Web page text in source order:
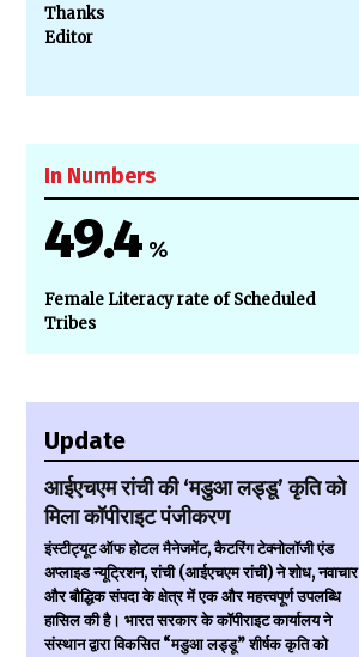
Thanks
Editor
In Numbers
49.4%
Female Literacy rate of Scheduled
Tribes
Update
आईएचएम रांची की ‘मडुआ लड्डू’ कृति को
मिला कॉपीराइट पंजीकरण
इंस्टीट्यूट ऑफ होटल मैनेजमेंट, कैटरिंग टेक्नोलॉजी एंड
अप्लाइड न्यूट्रिशन, रांची (आईएचएम रांची) ने शोध, नवाचार
और बौद्धिक संपदा के क्षेत्र में एक और महत्त्वपूर्ण उपलब्धि
हासिल की है। भारत सरकार के कॉपीराइट कार्यालय ने
संस्थान द्वारा विकसित “मडुआ लड्डू” शीर्षक कृति को